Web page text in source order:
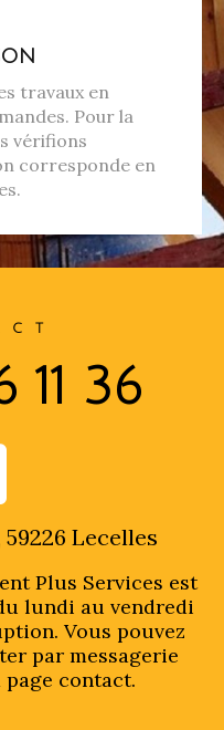
travaux en
Pour la
vérifions
corresponde en
11 36
59226 Lecelles
Plus Services est
lundi au vendredi
Vous pouvez
par messagerie
contact.